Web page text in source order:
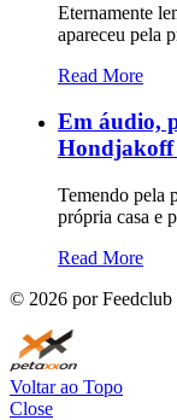
Eternamente
apareceu pela
Read More
Em áudio,
Hondjakoff
Temendo pela
própria casa e
Read More
© 2026 por
Voltar ao Topo
Close